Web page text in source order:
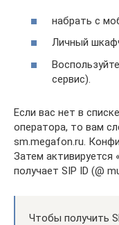
набрать с
Личный
сервис).
Если вас нет в
оператора, то вам
sm.megafon.ru.
Затем активируется
получает SIP ID (@
Чтобы получить